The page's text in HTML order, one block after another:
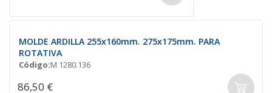
MOLDE ARDILLA 255x160mm. 275x175mm. PARA
ROTATIVA
Código:M 1280.136
86,50 €